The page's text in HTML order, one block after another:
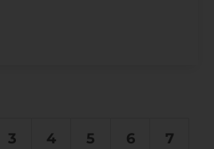
3 4 5 6 7